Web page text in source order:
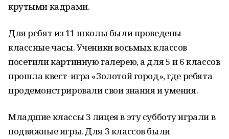
крутыми кадрами.
Для ребят из 11 школы были проведены
классные часы. Ученики восьмых классов
посетили картинную галерею, а для 5 и 6 классов
прошла квест-игра «Золотой город», где ребята
продемонстрировали свои знания и умения.
Младшие классы 3 лицея в эту субботу играли в
подвижные игры. Для 3 классов были